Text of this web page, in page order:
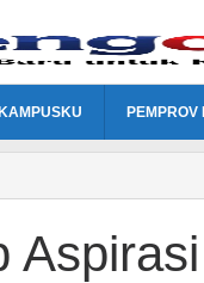
KAMPUSKU PEMPROV